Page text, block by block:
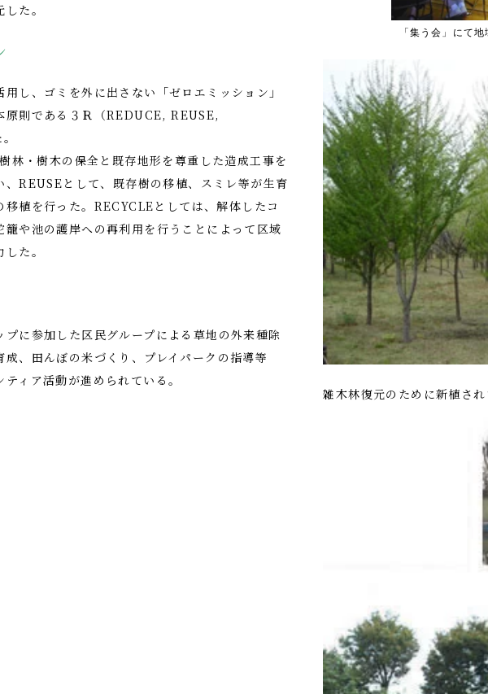
た。
し、ゴミを外に出さない「ゼロエミッション」
原則である３Ｒ（REDUCE, REUSE,
林・樹木の保全と既存地形を尊重した造成工事を
、REUSEとして、既存樹の移植、スミレ等が生育
移植を行った。RECYCLEとしては、解体したコ
籠や池の護岸への再利用を行うことによって区域
た。
プに参加した区民グループによる草地の外来種除
、田んぼの米づくり、プレイパークの指導等
ィア活動が進められている。
「集う会」にて
雑木林復元のために新植さ